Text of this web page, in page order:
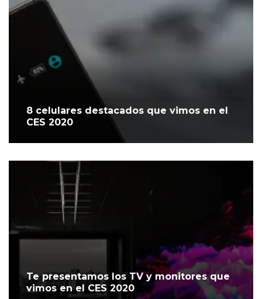
8 celulares destacados que vimos en el
CES 2020
Te presentamos los TV y monitores que
vimos en el CES 2020